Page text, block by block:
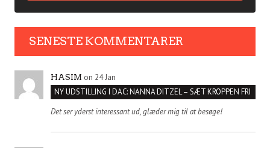
SENESTE KOMMENTARER
HASIM on 24 Jan
NY UDSTILLING I DAC: NANNA DITZEL – SÆT KROPPEN FRI
Det ser yderst interessant ud, glæder mig til at besøge!